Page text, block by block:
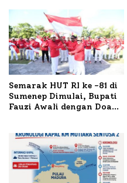
Semarak HUT RI ke -81 di
Sumenep Dimulai, Bupati
Fauzi Awali dengan Doa